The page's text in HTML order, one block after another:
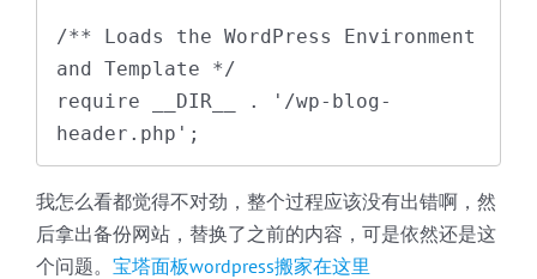
/** Loads the WordPress Environment
and Template */
require __DIR__ . '/wp-blog-
header.php';
我怎么看都觉得不对劲，整个过程应该没有出错啊，然
后拿出备份网站，替换了之前的内容，可是依然还是这
个问题。 宝塔面板wordpress搬家在这里